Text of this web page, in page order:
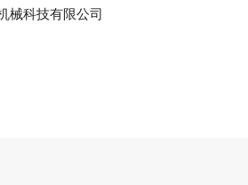
械科技有限公司